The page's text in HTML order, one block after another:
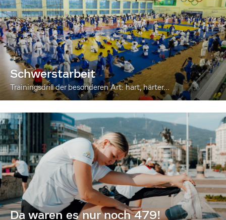
Schwerstarbeit
Trainingsdrill der besonderen Art: hart, härter...
Da waren es nur noch 479!